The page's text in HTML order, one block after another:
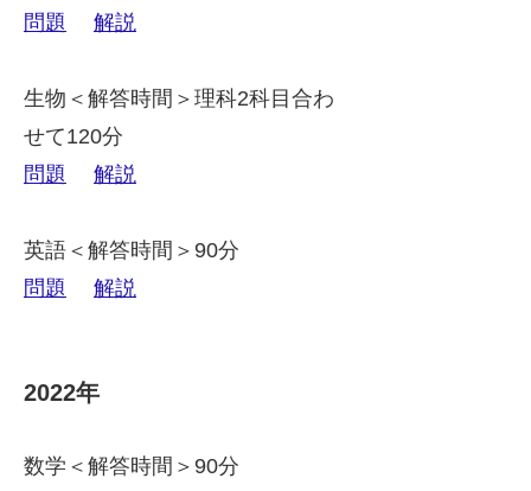
問題
解説
生物＜解答時間＞理科2科目合わ
せて120分
問題
解説
英語＜解答時間＞90分
問題
解説
2022年
数学＜解答時間＞90分